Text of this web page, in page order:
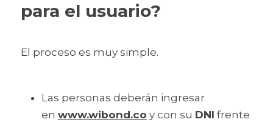
para el usuario?
El proceso es muy simple.
Las personas deberán ingresar
en www.wibond.co y con su DNI frente